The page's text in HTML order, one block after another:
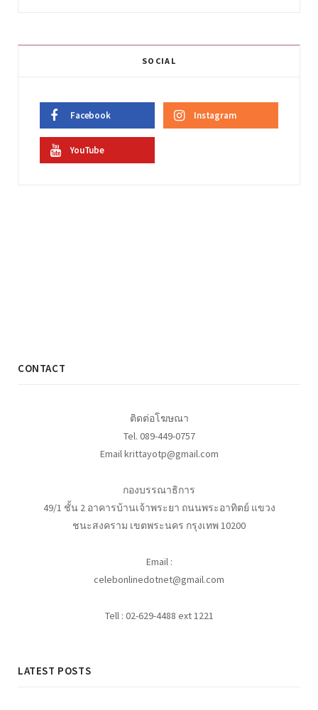
SOCIAL
Facebook Instagram
YouTube
CONTACT
ติดต่อโฆษณา
Tel. 089-449-0757
Email krittayotp@gmail.com
กองบรรณาธิการ
49/1 ชั้น 2 อาคารบ้านเจ้าพระยา ถนนพระอาทิตย์ แขวง
ชนะสงคราม เขตพระนคร กรุงเทพ 10200
Email :
celebonlinedotnet@gmail.com
Tell : 02-629-4488 ext 1221
LATEST POSTS